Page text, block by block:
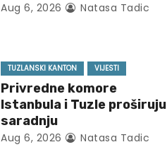
Aug 6, 2026 Natasa Tadic
TUZLANSKI KANTON VIJESTI
Privredne komore
Istanbula i Tuzle proširuju
saradnju
Aug 6, 2026 Natasa Tadic